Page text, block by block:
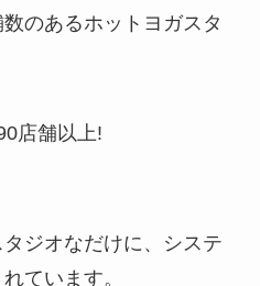
のあるホットヨガスタ
店舗以上!
ジオなだけに、システ
ています。